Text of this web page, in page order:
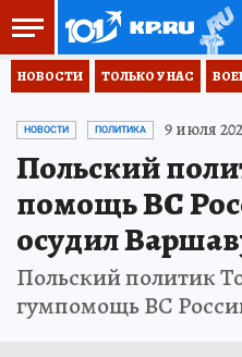
НОВОСТИ ТОЛЬКО У НАС
НОВОСТИ ПОЛИТИКА 9 июля
Польский
помощь ВС
осудил
Польский политик
гумпомощь ВС